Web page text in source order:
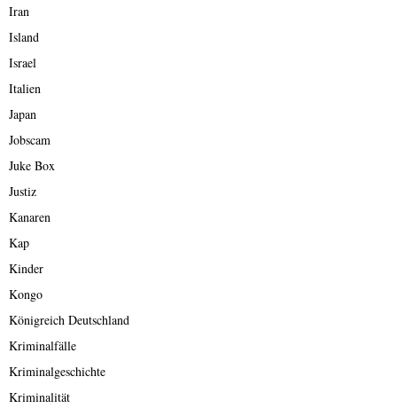
Iran
Island
Israel
Italien
Japan
Jobscam
Juke Box
Justiz
Kanaren
Kap
Kinder
Kongo
Königreich Deutschland
Kriminalfälle
Kriminalgeschichte
Kriminalität